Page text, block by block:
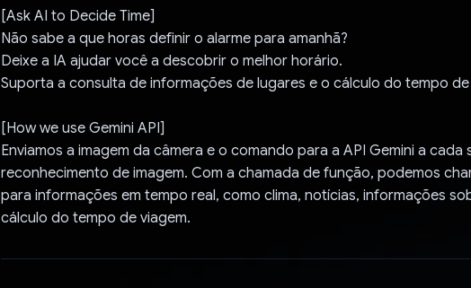
[Ask AI to Decide Time]
Não sabe a que horas definir o alarme para amanhã?
Deixe a IA ajudar você a descobrir o melhor horário.
Suporta a consulta de informações de lugares e o cálculo do tempo de
[How we use Gemini API]
Enviamos a imagem da câmera e o comando para a API Gemini a cada
reconhecimento de imagem. Com a chamada de função, podemos
para informações em tempo real, como clima, notícias, informações
cálculo do tempo de viagem.